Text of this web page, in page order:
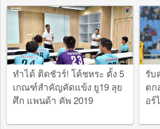
ทำได้ ติดชัวร์! โค้ชหระ ตั้ง 5
เกณฑ์สำคัญคัดแข้ง ยู19 ลุย
ศึก แพนด้า คัพ 2019
รับ
ตก
อร์